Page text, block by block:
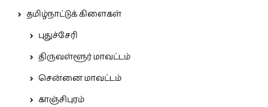
தமிழ்நாட்டுக் கிளைகள்
புதுச்சேரி
திருவள்ளூர் மாவட்டம்
சென்னை மாவட்டம்
காஞ்சிபுரம்